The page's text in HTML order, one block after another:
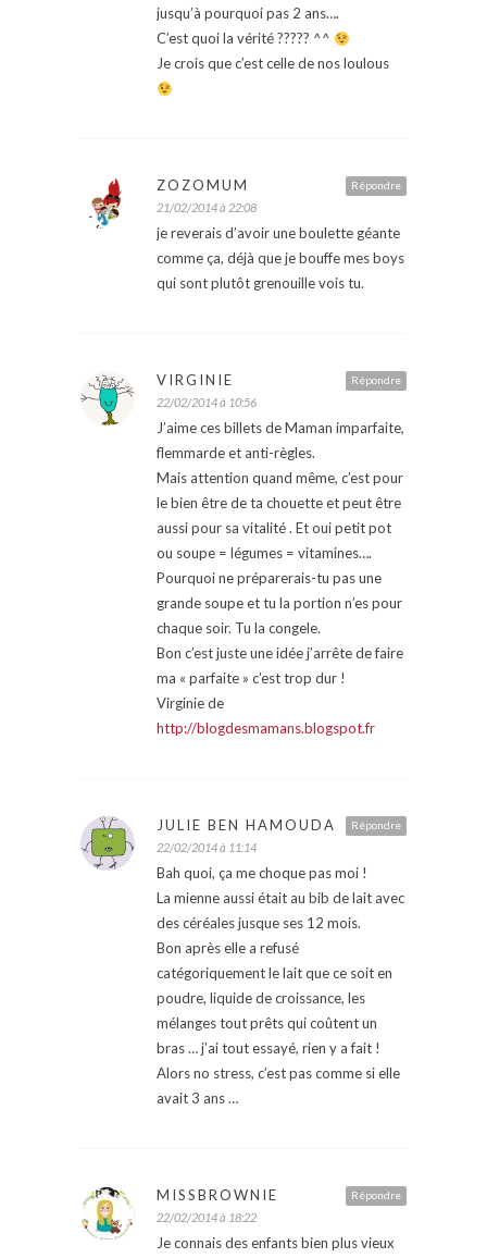
jusqu’à pourquoi pas 2 ans….
C’est quoi la vérité ????? ^^
Je crois que c’est celle de nos loulous
Répondre
ZOZOMUM
21/02/2014 à 22:08
je reverais d’avoir une boulette géante
comme ça, déjà que je bouffe mes boys
qui sont plutôt grenouille vois tu.
Répondre
VIRGINIE
22/02/2014 à 10:56
J’aime ces billets de Maman imparfaite,
flemmarde et anti-règles.
Mais attention quand même, c’est pour
le bien être de ta chouette et peut être
aussi pour sa vitalité . Et oui petit pot
ou soupe = légumes = vitamines….
Pourquoi ne préparerais-tu pas une
grande soupe et tu la portion n’es pour
chaque soir. Tu la congele.
Bon c’est juste une idée j’arrête de faire
ma « parfaite » c’est trop dur !
Virginie de
http://blogdesmamans.blogspot.fr
Répondre
JULIE BEN HAMOUDA
22/02/2014 à 11:14
Bah quoi, ça me choque pas moi !
La mienne aussi était au bib de lait avec
des céréales jusque ses 12 mois.
Bon après elle a refusé
catégoriquement le lait que ce soit en
poudre, liquide de croissance, les
mélanges tout prêts qui coûtent un
bras … j’ai tout essayé, rien y a fait !
Alors no stress, c’est pas comme si elle
avait 3 ans …
Répondre
MISSBROWNIE
22/02/2014 à 18:22
Je connais des enfants bien plus vieux